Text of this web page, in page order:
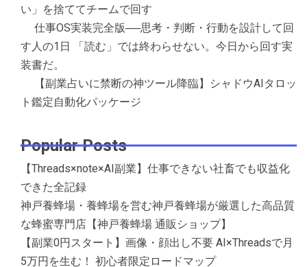
い」を捨ててチームで回す
仕事OS実装完全版──思考・判断・行動を設計して回
す人の1日 「読む」では終わらせない。今日から回す実
装書だ。
【副業占いに禁断の神ツール降臨】シャドウAIタロッ
ト鑑定自動化パッケージ
Popular Posts
【Threads×note×AI副業】仕事できない社畜でも収益化
できた全記録
神戸養蜂場・養蜂場を営む神戸養蜂場が厳選した高品質
な蜂蜜専門店【神戸養蜂場 通販ショップ】
【副業0円スタート】画像・顔出し不要 AI×Threadsで月
5万円を生む！ 初心者限定ロードマップ